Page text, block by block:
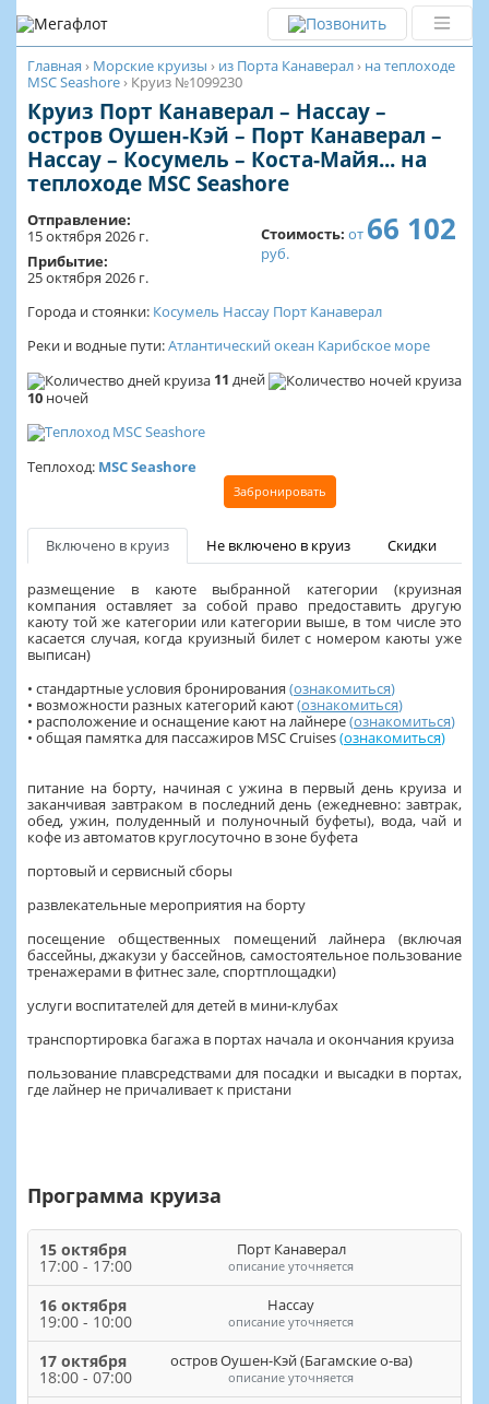
Главная › Морские круизы › из Порта Канаверал› на теплоходе
MSC Seashore› Круиз №1099230
Круиз Порт Канаверал – Нассау –
остров Оушен-Кэй – Порт Канаверал –
Нассау – Косумель – Коста-Майя... на
теплоходе MSC Seashore
Отправление:
15 октября 2026 г.
Прибытие:
25 октября 2026 г.
Стоимость: от 66 102
руб.
Города и стоянки: Косумель Нассау Порт Канаверал
Реки и водные пути:Атлантический океан Карибское море
11 дней
10 ночей
Теплоход: MSC Seashore
Забронировать
Включено в круиз Не включено в круиз Скидки
размещение в каюте выбранной категории (круизная
компания оставляет за собой право предоставить другую
каюту той же категории или категории выше, в том числе это
касается случая, когда круизный билет с номером каюты уже
выписан)
• стандартные условия бронирования (ознакомиться)
• возможности разных категорий кают(ознакомиться)
• расположение и оснащение кают на лайнере(ознакомиться)
• общая памятка для пассажиров MSC Cruises(ознакомиться)
питание на борту, начиная с ужина в первый день круиза и
заканчивая завтраком в последний день (ежедневно: завтрак,
обед, ужин, полуденный и полуночный буфеты), вода, чай и
кофе из автоматов круглосуточно в зоне буфета
портовый и сервисный сборы
развлекательные мероприятия на борту
посещение общественных помещений лайнера (включая
бассейны, джакузи у бассейнов, самостоятельное пользование
тренажерами в фитнес зале, спортплощадки)
услуги воспитателей для детей в мини-клубах
транспортировка багажа в портах начала и окончания круиза
пользование плавсредствами для посадки и высадки в портах,
где лайнер не причаливает к пристани
Программа круиза
15 октября
17:00 - 17:00
Порт Канаверал
описание уточняется
16 октября
19:00 - 10:00
Нассау
описание уточняется
17 октября
18:00 - 07:00
остров Оушен-Кэй (Багамские о-ва)
описание уточняется